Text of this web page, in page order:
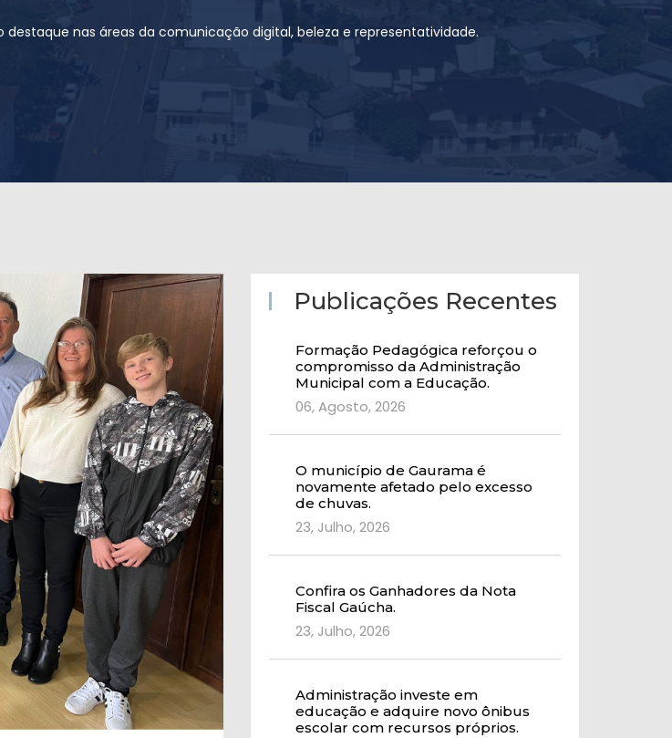
nas áreas da comunicação digital, beleza e representatividade.
Publicações Recentes
Formação Pedagógica reforçou o
compromisso da Administração
Municipal com a Educação.
06, Agosto, 2026
O município de Gaurama é
novamente afetado pelo excesso
de chuvas.
23, Julho, 2026
Confira os Ganhadores da Nota
Fiscal Gaúcha.
23, Julho, 2026
Administração investe em
educação e adquire novo ônibus
escolar com recursos próprios.